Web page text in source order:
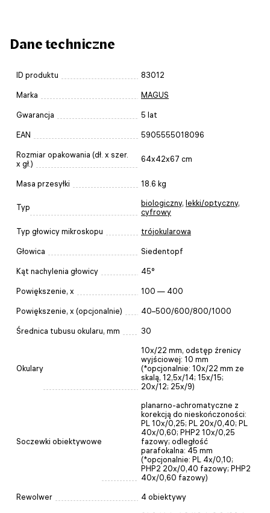
Dane techniczne
ID produktu 83012
Marka MAGUS
Gwarancja 5 lat
EAN 5905555018096
Rozmiar opakowania (dł. x szer.
x gł.)
64x42x67 cm
Masa przesyłki 18.6 kg
Typ biologiczny, lekki/optyczny,
cyfrowy
Typ głowicy mikroskopu trójokularowa
Głowica Siedentopf
Kąt nachylenia głowicy 45°
Powiększenie, x 100 — 400
Powiększenie, x (opcjonalnie) 40–500/600/800/1000
Średnica tubusu okularu, mm 30
Okulary
10x/22 mm, odstęp źrenicy
wyjściowej: 10 mm
(*opcjonalnie: 10x/22 mm ze
skalą, 12,5x/14; 15x/15;
20x/12; 25x/9)
Soczewki obiektywowe
planarno-achromatyczne z
korekcją do nieskończoności:
PL 10x/0,25; PL 20x/0,40; PL
40x/0,60; PHP2 10x/0,25
fazowy; odległość
parafokalna: 45 mm
(*opcjonalnie: PL 4x/0,10;
PHP2 20x/0,40 fazowy; PHP2
40x/0,60 fazowy)
Rewolwer 4 obiektywy